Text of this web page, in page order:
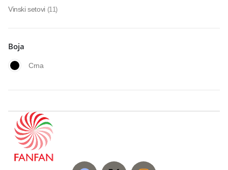
Vinski setovi (11)
Boja
Crna